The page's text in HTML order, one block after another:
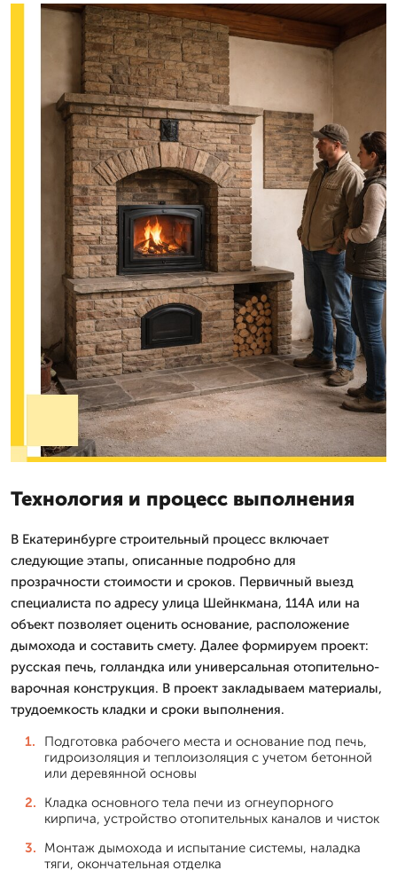
Технология и процесс выполнения
В Екатеринбурге строительный процесс включает
следующие этапы, описанные подробно для
прозрачности стоимости и сроков. Первичный выезд
специалиста по адресу улица Шейнкмана, 114А или на
объект позволяет оценить основание, расположение
дымохода и составить смету. Далее формируем проект:
русская печь, голландка или универсальная отопительно-
варочная конструкция. В проект закладываем материалы,
трудоемкость кладки и сроки выполнения.
Подготовка рабочего места и основание под печь,
гидроизоляция и теплоизоляция с учетом бетонной
или деревянной основы
Кладка основного тела печи из огнеупорного
кирпича, устройство отопительных каналов и чисток
Монтаж дымохода и испытание системы, наладка
тяги, окончательная отделка